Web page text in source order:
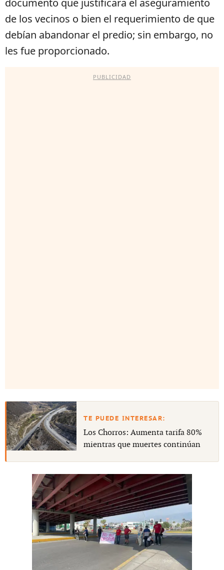
documento que justificara el aseguramiento
de los vecinos o bien el requerimiento de que
debían abandonar el predio; sin embargo, no
les fue proporcionado.
PUBLICIDAD
Los Chorros: Aumenta tarifa 80%
mientras que muertes continúan